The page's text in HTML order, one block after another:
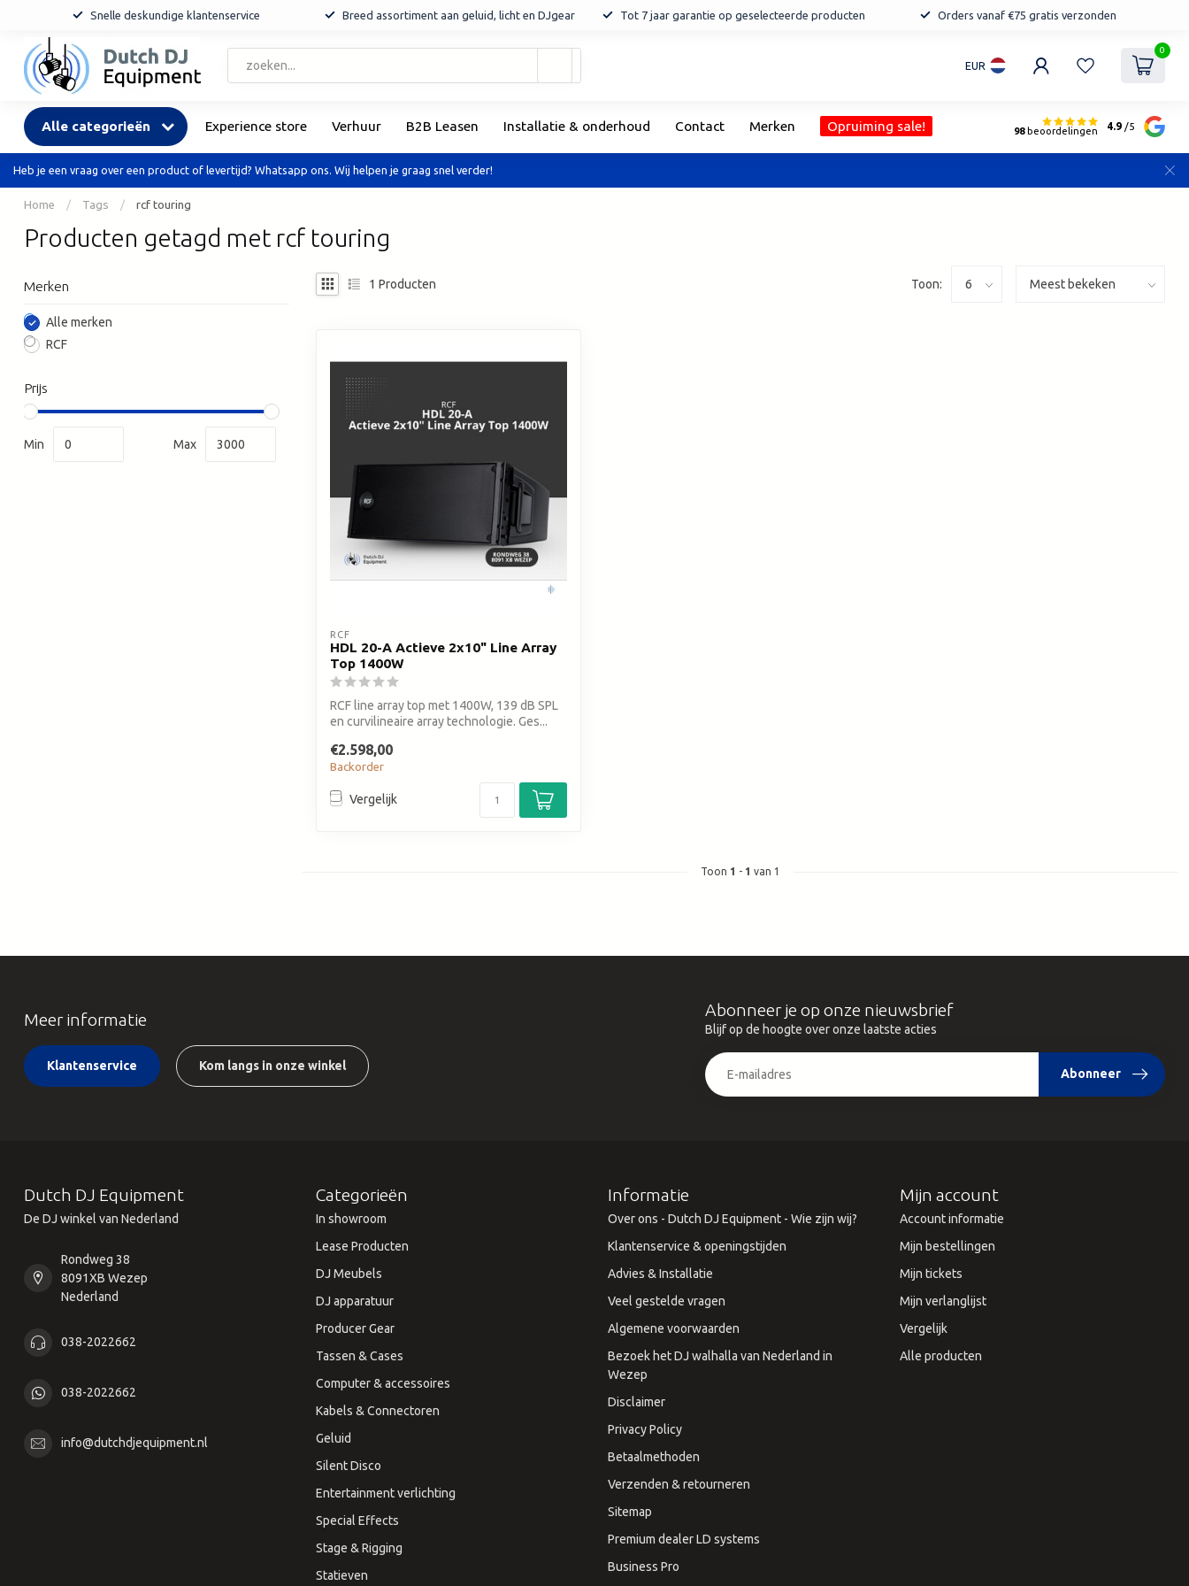
Snelle deskundige klantenservice Breed assortiment aan geluid, licht en DJgear Tot 7 jaar garantie op geselecteerde producten Orders vanaf €75 gratis verzonden
en
een
EUR
0
Alle categorieën Experience store Verhuur B2B Leasen Installatie & onderhoud Contact Merken Opruiming sale! 98beoordelingen 4.9 /5
Heb je een vraag over een product of levertijd? Whatsapp ons. Wij helpen je graag snel verder!
Home / Tags / rcf touring
Producten getagd met rcf touring
Merken
Alle merken
RCF
Prijs
Min Max
1 Producten Toon:
RCF
HDL 20-A Actieve 2x10" Line Array
Top 1400W
RCF line array top met 1400W, 139 dB SPL
en curvilineaire array technologie. Ges...
€2.598,00
Backorder
Vergelijk
Toon 1 - 1 van 1
Meer informatie
Klantenservice Kom langs in onze winkel
Abonneer je op onze nieuwsbrief
Blijf op de hoogte over onze laatste acties
Abonneer
Dutch DJ Equipment
De DJ winkel van Nederland
Rondweg 38
8091XB Wezep
Nederland
038-2022662
038-2022662
info@dutchdjequipment.nl
Categorieën
In showroom
Lease Producten
DJ Meubels
DJ apparatuur
Producer Gear
Tassen & Cases
Computer & accessoires
Kabels & Connectoren
Geluid
Silent Disco
Entertainment verlichting
Special Effects
Stage & Rigging
Statieven
Informatie
Over ons - Dutch DJ Equipment - Wie zijn wij?
Klantenservice & openingstijden
Advies & Installatie
Veel gestelde vragen
Algemene voorwaarden
Bezoek het DJ walhalla van Nederland in
Wezep
Disclaimer
Privacy Policy
Betaalmethoden
Verzenden & retourneren
Sitemap
Premium dealer LD systems
Business Pro
Mijn account
Account informatie
Mijn bestellingen
Mijn tickets
Mijn verlanglijst
Vergelijk
Alle producten